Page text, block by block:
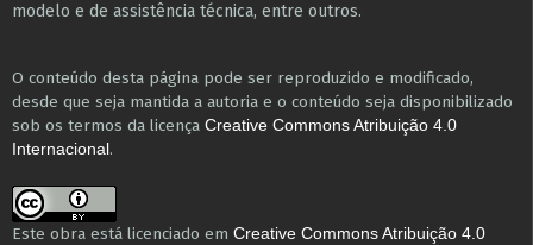
modelo e de assistência técnica​, entre outros​.
O conteúdo desta página pode ser reproduzido e modificado,
desde que seja mantida a autoria e o conteúdo seja disponibilizado
sob os termos da licença Creative Commons Atribuição 4.0
Internacional .
Este obra está licenciado em Creative Commons Atribuição 4.0